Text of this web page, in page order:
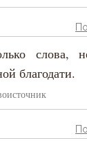
смерти
слова,
благодати.